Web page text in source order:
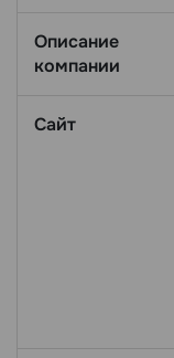
Описание
компании
Сайт